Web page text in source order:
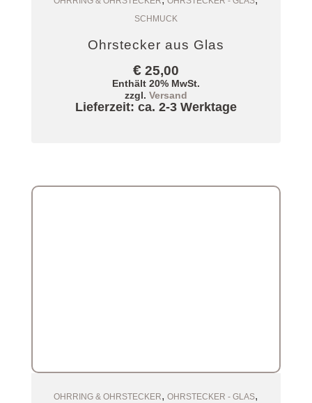
SCHMUCK
Ohrstecker aus Glas
€25,00
Enthält 20% MwSt.
zzgl. Versand
Lieferzeit: ca. 2-3 Werktage
Zum Warenkorb
OHRRING & OHRSTECKER,OHRSTECKER - GLAS,